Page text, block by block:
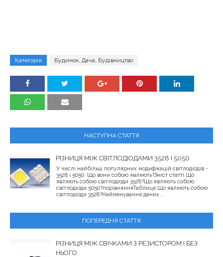
Категорія Будинок, Дача, Будівництво
НАСТУПНА СТАТТЯ
РІЗНИЦЯ МІЖ СВІТЛОДІОДАМИ 3528 І 5050
У числі найбільш популярних модифікацій світлодіодів -
3528 і 5050. Що вони собою являють?Зміст статті Що
являють собою світлодіоди 3528?Що являють собою
світлодіоди 5050?порівнянняТаблиця Що являють собою
світлодіоди 3528?Найменування даних...
ПОПЕРЕДНЯ СТАТТЯ
РІЗНИЦЯ МІЖ СВІЧКАМИ З РЕЗИСТОРОМ І БЕЗ
НЬОГО